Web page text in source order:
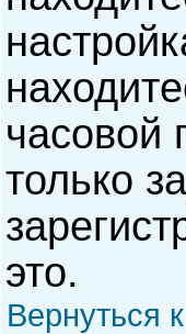
часовой
только
это.
Вернуться